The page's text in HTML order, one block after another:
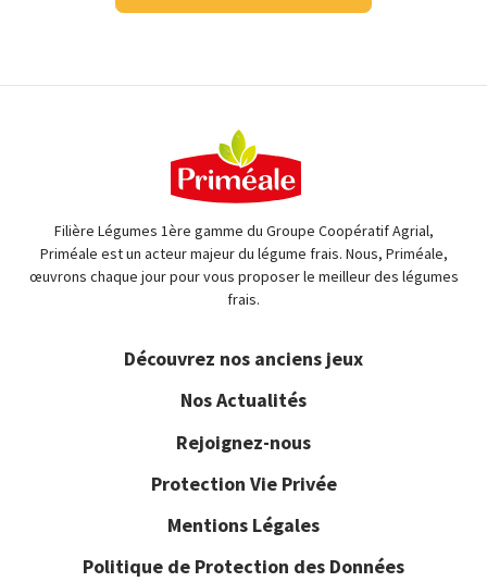
Filière Légumes 1ère gamme du Groupe Coopératif Agrial,
Priméale est un acteur majeur du légume frais. Nous, Priméale,
œuvrons chaque jour pour vous proposer le meilleur des légumes
frais.
Découvrez nos anciens jeux
Nos Actualités
Rejoignez-nous
Protection Vie Privée
Mentions Légales
Politique de Protection des Données